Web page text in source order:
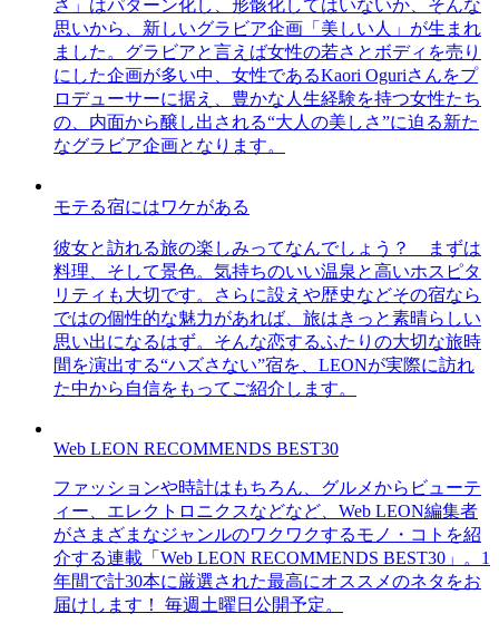
さ」はパターン化し、形骸化してはいないか、そんな
思いから、新しいグラビア企画「美しい人」が生まれ
ました。グラビアと言えば女性の若さとボディを売り
にした企画が多い中、女性であるKaori Oguriさんをプ
ロデューサーに据え、豊かな人生経験を持つ女性たち
の、内面から醸し出される“大人の美しさ”に迫る新た
なグラビア企画となります。
モテる宿にはワケがある
彼女と訪れる旅の楽しみってなんでしょう？ まずは
料理、そして景色。気持ちのいい温泉と高いホスピタ
リティも大切です。さらに設えや歴史などその宿なら
ではの個性的な魅力があれば、旅はきっと素晴らしい
思い出になるはず。そんな恋するふたりの大切な旅時
間を演出する“ハズさない”宿を、LEONが実際に訪れ
た中から自信をもってご紹介します。
Web LEON RECOMMENDS BEST30
ファッションや時計はもちろん、グルメからビューテ
ィー、エレクトロニクスなどなど、Web LEON編集者
がさまざまなジャンルのワクワクするモノ・コトを紹
介する連載「Web LEON RECOMMENDS BEST30」。1
年間で計30本に厳選された最高にオススメのネタをお
届けします！ 毎週土曜日公開予定。